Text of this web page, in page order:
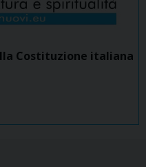
Costituzione italiana